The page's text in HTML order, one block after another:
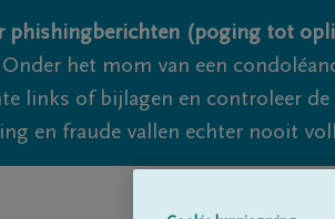
phishingberichten (poging tot
het mom van een
links of bijlagen en controleer
en fraude vallen echter nooit